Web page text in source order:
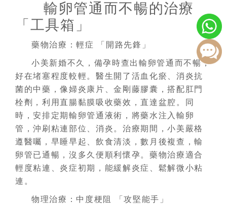
輸卵管通而不暢的治療
「工具箱」
藥物治療：輕症 「開路先鋒」
小美新婚不久，備孕時查出輸卵管通而不暢，
好在堵塞程度較輕。醫生開了活血化瘀、消炎抗
菌的中藥，像婦炎康片、金剛藤膠囊，搭配肛門
栓劑，利用直腸黏膜吸收藥效，直達盆腔。同
時，安排定期輸卵管通液術，將藥水注入輸卵
管，沖刷粘連部位、消炎。治療期間，小美嚴格
遵醫囑，早睡早起、飲食清淡，數月後複查，輸
卵管已通暢，沒多久便順利懷孕。藥物治療適合
輕度粘連、炎症初期，能緩解炎症、鬆解微小粘
連。
物理治療：中度梗阻 「攻堅能手」